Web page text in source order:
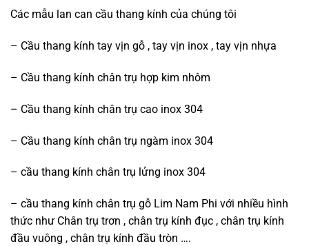
Các mẫu lan can cầu thang kính của chúng tôi
– Cầu thang kính tay vịn gỗ , tay vịn inox , tay vịn nhựa
– Cầu thang kính chân trụ hợp kim nhôm
– Cầu thang kính chân trụ cao inox 304
– Cầu thang kính chân trụ ngàm inox 304
– cầu thang kính chân trụ lửng inox 304
– cầu thang kính chân trụ gỗ Lim Nam Phi với nhiều hình
thức như Chân trụ trơn , chân trụ kính đục , chân trụ kính
đầu vuông , chân trụ kính đầu tròn ….